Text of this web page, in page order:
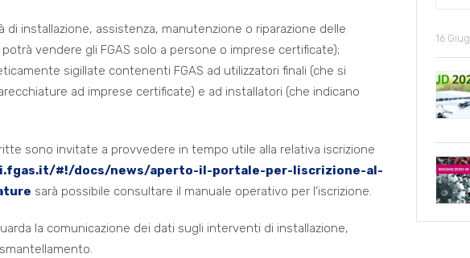
installazione, assistenza, manutenzione o riparazione delle
vendere gli FGAS solo a persone o imprese certificate);
sigillate contenenti FGAS ad utilizzatori finali (che si
ad imprese certificate) e ad installatori (che indicano
sono invitate a provvedere in tempo utile alla relativa iscrizione
#!/docs/news/aperto-il-portale-per-liscrizione-al-
sarà possibile consultare il manuale operativo per l’iscrizione.
la comunicazione dei dati sugli interventi di installazione,
16